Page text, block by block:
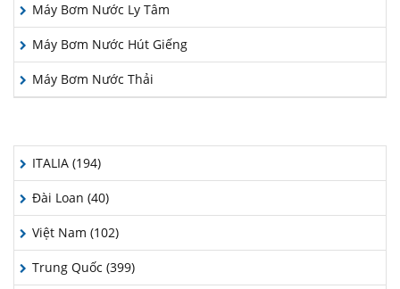
Máy Bơm Nước Ly Tâm
Máy Bơm Nước Hút Giếng
Máy Bơm Nước Thải
ITALIA (194)
Đài Loan (40)
Việt Nam (102)
Trung Quốc (399)